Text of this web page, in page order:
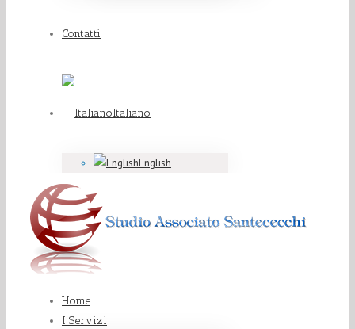
Contatti
Italiano
English
Home
I Servizi